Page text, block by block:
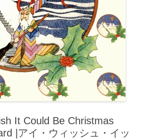
It Could Be Christmas
|アイ・ウィッシュ・イッ